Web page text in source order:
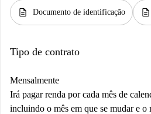
description Documento de identificação description
Tipo de contrato
Mensalmente
Irá pagar renda por cada mês de
incluindo o mês em que se mudar e o